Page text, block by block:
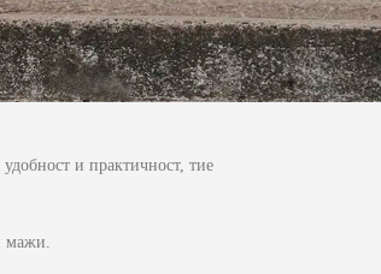
и практичност, тие
мажи.